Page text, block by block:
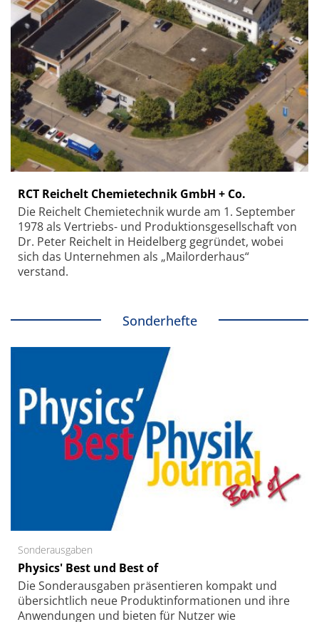
RCT Reichelt Chemietechnik GmbH + Co.
Die Reichelt Chemietechnik wurde am 1. September
1978 als Vertriebs- und Produktionsgesellschaft von
Dr. Peter Reichelt in Heidelberg gegründet, wobei
sich das Unternehmen als „Mailorderhaus“
verstand.
Sonderhefte
Sonderausgaben
Physics' Best und Best of
Die Sonder­ausgaben präsentieren kompakt und
übersichtlich neue Produkt­informationen und ihre
Anwendungen und bieten für Nutzer wie